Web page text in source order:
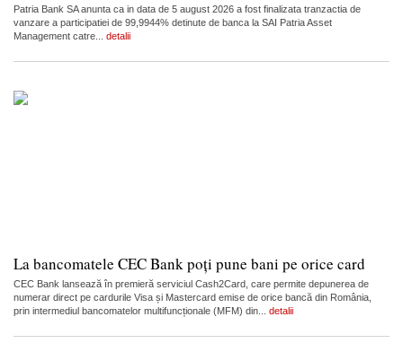
Patria Bank SA anunta ca in data de 5 august 2026 a fost finalizata tranzactia de
vanzare a participatiei de 99,9944% detinute de banca la SAI Patria Asset
Management catre... detalii
La bancomatele CEC Bank poți pune bani pe orice card
CEC Bank lansează în premieră serviciul Cash2Card, care permite depunerea de
numerar direct pe cardurile Visa și Mastercard emise de orice bancă din România,
prin intermediul bancomatelor multifuncționale (MFM) din... detalii